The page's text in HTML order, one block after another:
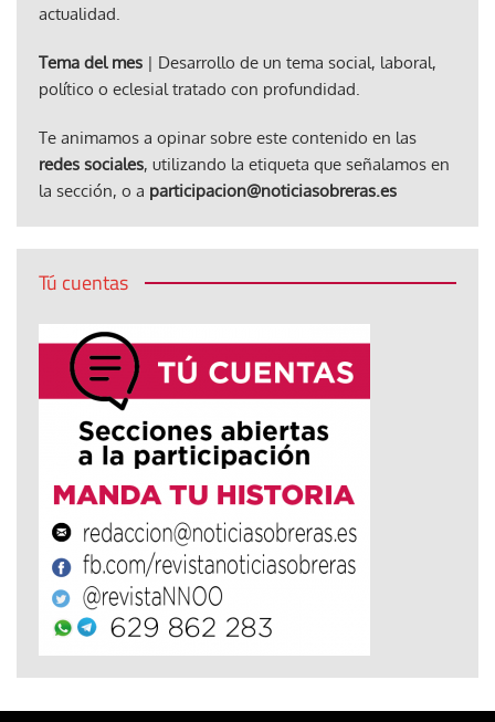
actualidad.
Tema del mes | Desarrollo de un tema social, laboral,
político o eclesial tratado con profundidad.
Te animamos a opinar sobre este contenido en las
redes sociales, utilizando la etiqueta que señalamos en
la sección, o a participacion@noticiasobreras.es
Tú cuentas